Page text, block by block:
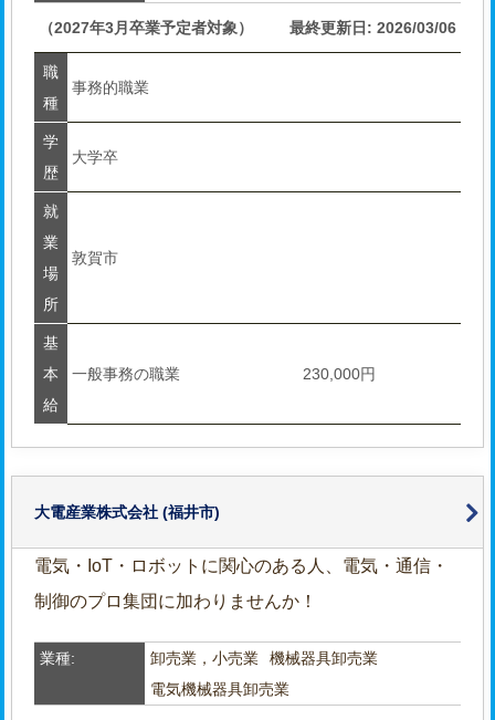
（2027年3月卒業予定者対象） 最終更新日: 2026/03/06
職
種
事務的職業
学
歴
大学卒
就
業
場
所
敦賀市
基
本
給
一般事務の職業 230,000円
大電産業株式会社 (福井市)
電気・IoT・ロボットに関心のある人、電気・通信・
制御のプロ集団に加わりませんか！
業種: 卸売業，小売業
機械器具卸売業
電気機械器具卸売業